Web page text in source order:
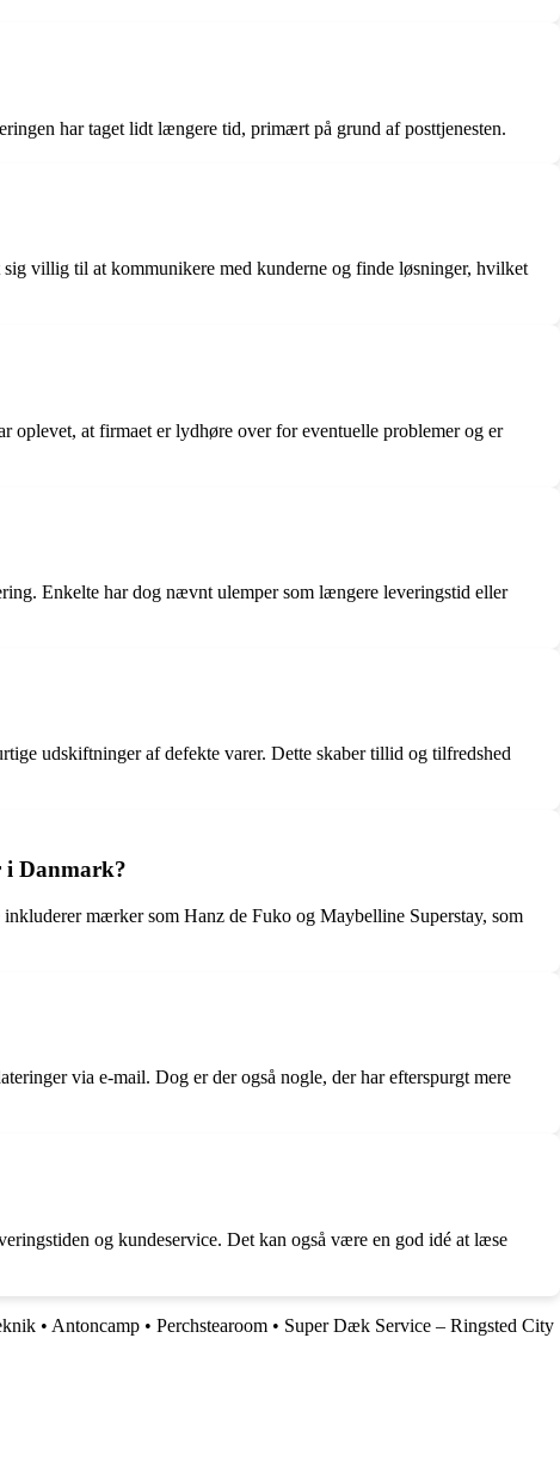
har taget lidt længere tid, primært på grund af posttjenesten.
villig til at kommunikere med kunderne og finde løsninger, hvilket
oplevet, at firmaet er lydhøre over for eventuelle problemer og er
Enkelte har dog nævnt ulemper som længere leveringstid eller
udskiftninger af defekte varer. Dette skaber tillid og tilfredshed
i Danmark?
mærker som Hanz de Fuko og Maybelline Superstay, som
via e-mail. Dog er der også nogle, der har efterspurgt mere
og kundeservice. Det kan også være en god idé at læse
• Antoncamp • Perchstearoom • Super Dæk Service – Ringsted City